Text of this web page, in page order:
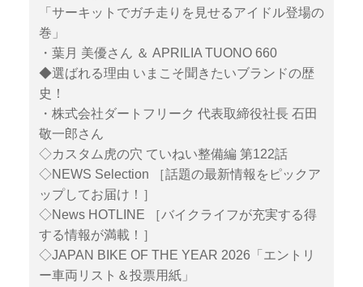
「サーキットでガチ走りを見せるアイドル登場の
巻」
・葉月 美優さん ＆ APRILIA TUONO 660
◆選ばれる理由 いまこそ聞きたいブランドの歴
史！
・株式会社ダートフリーク 代表取締役社長 石田
敬一郎さん
◇カスタム虎の穴 ていねい整備編 第122話
◇NEWS Selection ［話題の最新情報をピックア
ップしてお届け！］
◇News HOTLINE ［バイクライフが充実する得
する情報が満載！］
◇JAPAN BIKE OF THE YEAR 2026「エントリ
ー車両リスト＆投票用紙」